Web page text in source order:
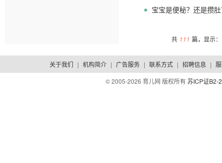
宝宝是便秘？还是攒
共 111 篇，显示
关于我们 | 机构简介 | 广告服务 | 联系方式 | 招聘信息 |
© 2005-2026 育儿网 版权所有苏ICP证B2-